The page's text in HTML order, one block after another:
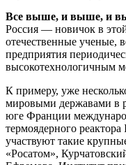
Все выше, и выше, и
Россия — новичок в
отечественные
предприятия
высокотехнологичным
К примеру, уже
мировыми державами в
юге Франции
термоядерного
участвуют такие
«Росатом»,